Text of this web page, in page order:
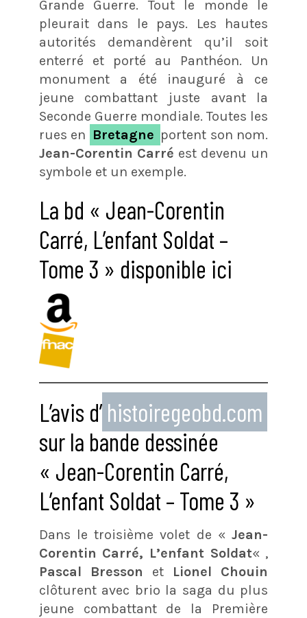
Grande Guerre. Tout le monde le
pleurait dans le pays. Les hautes
autorités demandèrent qu’il soit
enterré et porté au Panthéon. Un
monument a été inauguré à ce
jeune combattant juste avant la
Seconde Guerre mondiale. Toutes les
rues en Bretagne portent son nom.
Jean-Corentin Carré est devenu un
symbole et un exemple.
La bd « Jean-Corentin
Carré, L’enfant Soldat –
Tome 3 » disponible ici
L’avis d’ histoiregeobd.com
sur la bande dessinée
« Jean-Corentin Carré,
L’enfant Soldat – Tome 3 »
Dans le troisième volet de «Jean-
Corentin Carré, L’enfant Soldat« ,
Pascal Bresson et Lionel Chouin
clôturent avec brio la saga du plus
jeune combattant de la Première